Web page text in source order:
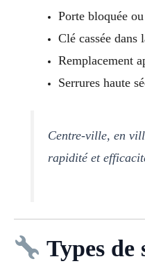
Porte bloquée
Clé cassée dans
Remplacement
Serrures haute
Centre-ville, en
rapidité et
Types de